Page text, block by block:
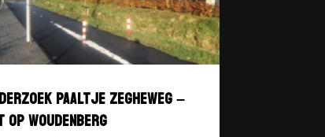
PAALTJE ZEGHEWEG –
OP WOUDENBERG